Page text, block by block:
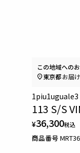
1piu1uguale3
113 S/S
¥36,300税込
商品番号
この地域への
東京都お届